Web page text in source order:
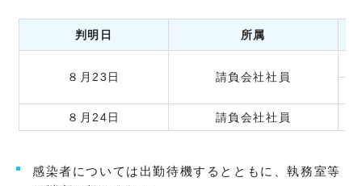
判明日 所属
８月23日 請負会社社員
８月24日 請負会社社員
感染者については出勤待機するとともに、執務室等